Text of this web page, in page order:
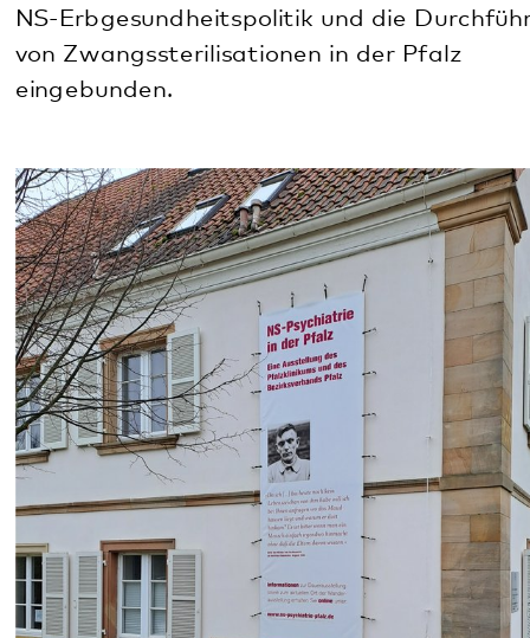
Ausschuss für Gedenkarbeit und